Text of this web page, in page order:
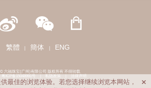
繁體 簡体 ENG
© 六福珠宝(广州)有限公司 版权所有 不得转载
粤ICP备15048991号 | 私隐政策 | 法律声明
最佳的浏览体验。若您选择继续浏览本网站，
